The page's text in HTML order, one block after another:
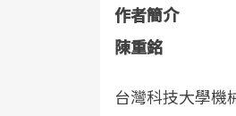
作者簡介
陳重銘
台灣科技大學機